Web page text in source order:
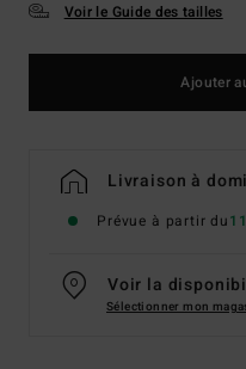
Voir le Guide des tailles
Ajouter
Livraison à
Prévue à partir du
Voir la
Sélectionner mon